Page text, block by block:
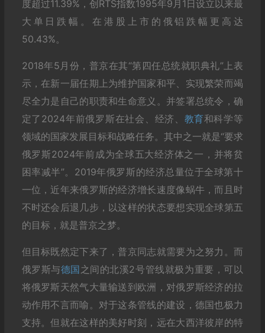
度超过11.39%，创RTS指数1995年9月1日设立以来最
大单日跌幅。在港股上市的俄铝跌幅更高达
50.43%。
2018年5月份，普京在其“第四任总统就职典礼”上表
示，在新一届任期上为维护国家和平、实现繁荣而竭
尽全力是自己的职责和生命意义。并签署总统令，确
定了2024年前俄罗斯在社会、经济、 教育和科学等
领域的国家发展目标和战略任务。其中之一就是“要求
俄罗斯2024年前成为全球五大经济体之一，并将贫
困率减半”。2019年俄罗斯的经济总量位于全球第十
一位，近年来俄罗斯的经济增长速度像蜗牛，而且时
不时还会后退几步，以这样的状态要想实现全球第五
的目标，就是普京之梦。
但目标既然定下来了，普京同志就需要为之努力。而
俄罗斯与德国 之间的北溪2号管线就极为重要，可以
将俄罗斯天然气大量输送到欧洲，对俄罗斯经济的拉
动作用不言而喻。对于这条管线的建设，德国也极力
支持。但就在这样的美好时刻，远在大西洋彼岸的特